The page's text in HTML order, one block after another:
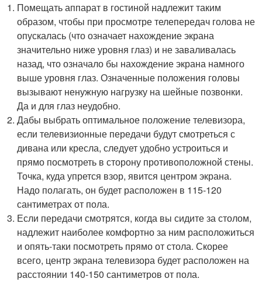
Помещать аппарат в гостиной надлежит таким
образом, чтобы при просмотре телепередач голова не
опускалась (что означает нахождение экрана
значительно ниже уровня глаз) и не заваливалась
назад, что означало бы нахождение экрана намного
выше уровня глаз. Означенные положения головы
вызывают ненужную нагрузку на шейные позвонки.
Да и для глаз неудобно.
Дабы выбрать оптимальное положение телевизора,
если телевизионные передачи будут смотреться с
дивана или кресла, следует удобно устроиться и
прямо посмотреть в сторону противоположной стены.
Точка, куда упрется взор, явится центром экрана.
Надо полагать, он будет расположен в 115-120
сантиметрах от пола.
Если передачи смотрятся, когда вы сидите за столом,
надлежит наиболее комфортно за ним расположиться
и опять-таки посмотреть прямо от стола. Скорее
всего, центр экрана телевизора будет расположен на
расстоянии 140-150 сантиметров от пола.